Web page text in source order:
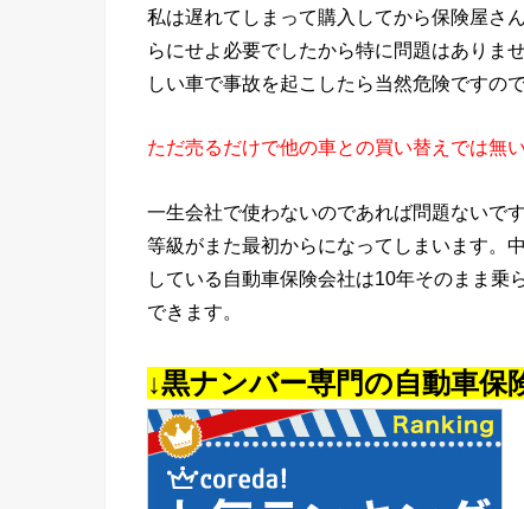
私は遅れてしまって購入してから保険屋さ
らにせよ必要でしたから特に問題はありま
しい車で事故を起こしたら当然危険ですの
ただ売るだけで他の車との買い替えでは無
一生会社で使わないのであれば問題ないで
等級がまた最初からになってしまいます。
している自動車保険会社は10年そのまま乗
できます。
↓黒ナンバー専門の自動車保